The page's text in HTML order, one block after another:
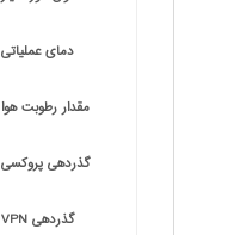
دمای عملیاتی
مقدار رطوبت هوا
گذردهی پروکسی
گذردهی VPN